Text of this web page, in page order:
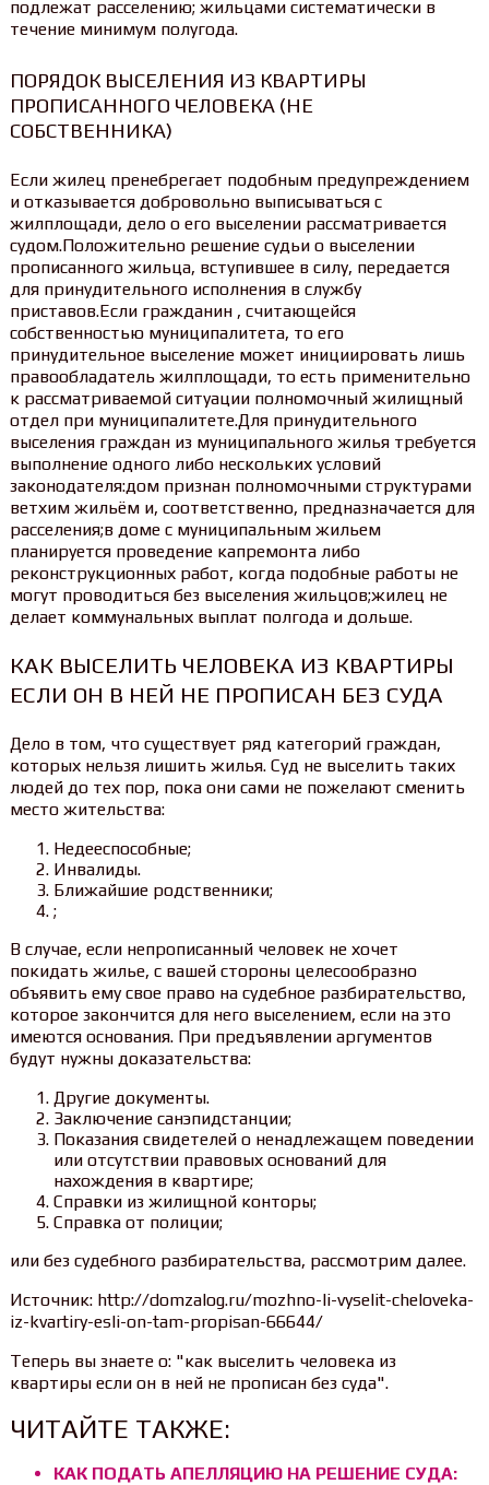
подлежат расселению; жильцами систематически в
течение минимум полугода.
ПОРЯДОК ВЫСЕЛЕНИЯ ИЗ КВАРТИРЫ
ПРОПИСАННОГО ЧЕЛОВЕКА (НЕ
СОБСТВЕННИКА)
Если жилец пренебрегает подобным предупреждением
и отказывается добровольно выписываться с
жилплощади, дело о его выселении рассматривается
судом.Положительно решение судьи о выселении
прописанного жильца, вступившее в силу, передается
для принудительного исполнения в службу
приставов.Если гражданин , считающейся
собственностью муниципалитета, то его
принудительное выселение может инициировать лишь
правообладатель жилплощади, то есть применительно
к рассматриваемой ситуации полномочный жилищный
отдел при муниципалитете.Для принудительного
выселения граждан из муниципального жилья требуется
выполнение одного либо нескольких условий
законодателя:дом признан полномочными структурами
ветхим жильём и, соответственно, предназначается для
расселения;в доме с муниципальным жильем
планируется проведение капремонта либо
реконструкционных работ, когда подобные работы не
могут проводиться без выселения жильцов;жилец не
делает коммунальных выплат полгода и дольше.
КАК ВЫСЕЛИТЬ ЧЕЛОВЕКА ИЗ КВАРТИРЫ
ЕСЛИ ОН В НЕЙ НЕ ПРОПИСАН БЕЗ СУДА
Дело в том, что существует ряд категорий граждан,
которых нельзя лишить жилья. Суд не выселить таких
людей до тех пор, пока они сами не пожелают сменить
место жительства:
Недееспособные;
Инвалиды.
Ближайшие родственники;
;
В случае, если непрописанный человек не хочет
покидать жилье, с вашей стороны целесообразно
объявить ему свое право на судебное разбирательство,
которое закончится для него выселением, если на это
имеются основания. При предъявлении аргументов
будут нужны доказательства:
Другие документы.
Заключение санэпидстанции;
Показания свидетелей о ненадлежащем поведении
или отсутствии правовых оснований для
нахождения в квартире;
Справки из жилищной конторы;
Справка от полиции;
или без судебного разбирательства, рассмотрим далее.
Источник: http://domzalog.ru/mozhno-li-vyselit-cheloveka-
iz-kvartiry-esli-on-tam-propisan-66644/
Теперь вы знаете о: "как выселить человека из
квартиры если он в ней не прописан без суда".
ЧИТАЙТЕ ТАКЖЕ:
КАК ПОДАТЬ АПЕЛЛЯЦИЮ НА РЕШЕНИЕ СУДА: